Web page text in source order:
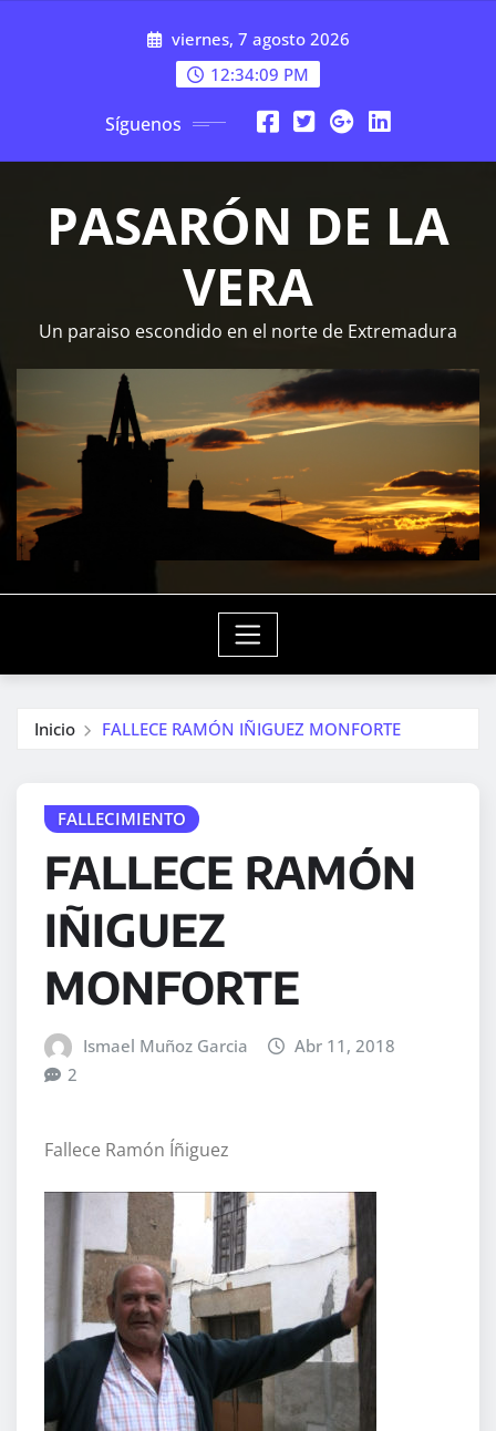
viernes, 7 agosto 2026
12:34:10 PM
Síguenos
PASARÓN DE LA
VERA
Un paraiso escondido en el norte de Extremadura
Inicio FALLECE RAMÓN IÑIGUEZ MONFORTE
FALLECIMIENTO
FALLECE RAMÓN
IÑIGUEZ
MONFORTE
Ismael Muñoz Garcia
Abr 11, 2018
2
Fallece Ramón Íñiguez